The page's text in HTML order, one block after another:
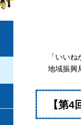
「いい
地域振興
【第